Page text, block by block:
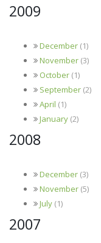
2009
December (1)
November (3)
October (1)
September (2)
April (1)
January (2)
2008
December (3)
November (5)
July (1)
2007